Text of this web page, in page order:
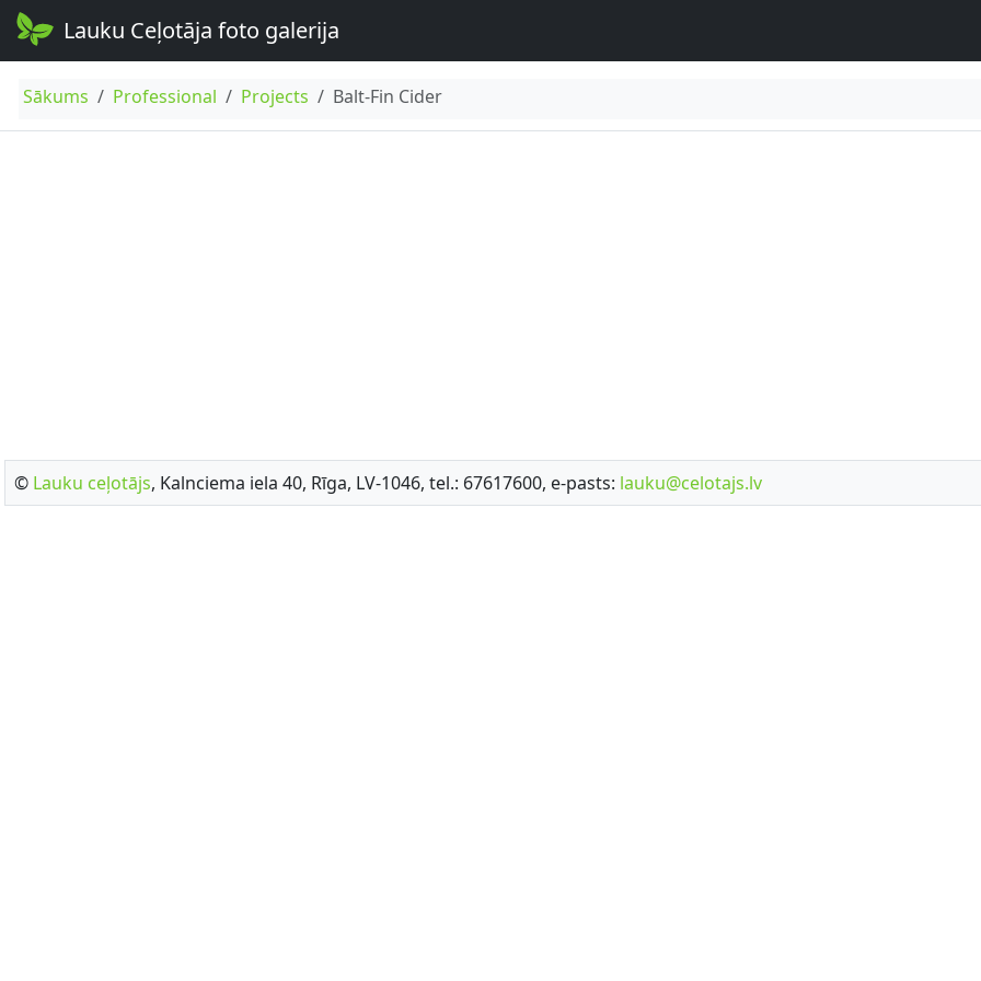
Lauku Ceļotāja foto galerija
Sākums Professional Projects Balt-Fin Cider
© Lauku ceļotājs, Kalnciema iela 40, Rīga, LV-1046, tel.: 67617600, e-pasts: lauku@celotajs.lv